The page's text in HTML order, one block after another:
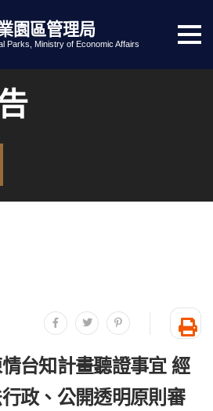
園區管理局
Parks, Ministry of Economic Affairs
選
單
分享至facebook
分享至twitter分享至plurk
友
台知計畫聽證事宜 經
政、公開透明原則審